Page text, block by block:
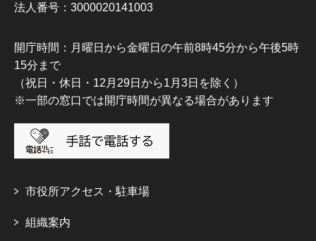
法人番号：3000020141003
開庁時間：月曜日から金曜日の午前8時45分から午後5時
15分まで
（祝日・休日・12月29日から1月3日を除く）
※一部の窓口では開庁時間が異なる場合があります
市役所アクセス・駐車場
組織案内